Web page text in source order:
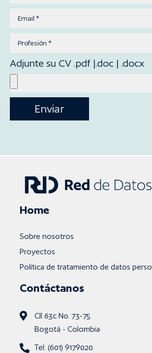
Adjunte su CV .pdf |.doc | .docx
Home
Sobre nosotros
Proyectos
Política de tratamiento de datos
Contáctanos
Cll 63c No. 73-75
Bogotá - Colombia
Tel: (601) 9179020